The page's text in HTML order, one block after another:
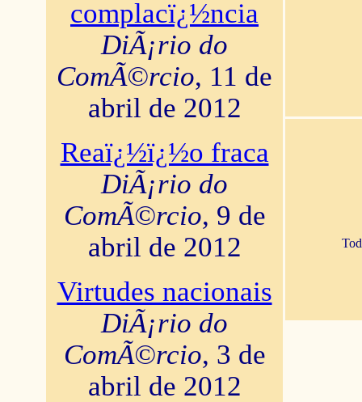
complacï¿½ncia
DiÃ¡rio do
ComÃ©rcio, 11 de
abril de 2012
Reaï¿½ï¿½o fraca
DiÃ¡rio do
ComÃ©rcio, 9 de
abril de 2012
Virtudes nacionais
DiÃ¡rio do
ComÃ©rcio, 3 de
abril de 2012